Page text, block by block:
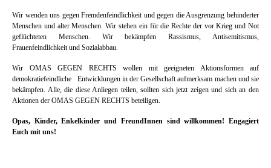
Wir wenden uns gegen Fremdenfeindlichkeit und gegen die Ausgrenzung behinderter
Menschen und alter Menschen. Wir stehen ein für die Rechte der vor Krieg und Not
geflüchteten Menschen. Wir bekämpfen Rassismus, Antisemitismus,
Frauenfeindlichkeit und Sozialabbau.
Wir OMAS GEGEN RECHTS wollen mit geeigneten Aktionsformen auf
demokratiefeindliche Entwicklungen in der Gesellschaft aufmerksam machen und sie
bekämpfen. Alle, die diese Anliegen teilen, sollten sich jetzt zeigen und sich an den
Aktionen der OMAS GEGEN RECHTS beteiligen.
Opas, Kinder, Enkelkinder und FreundInnen sind willkommen! Engagiert
Euch mit uns!